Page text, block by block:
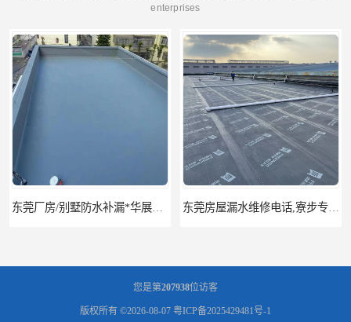
enterprises
您是第207938位访客
版权所有 ©2026-08-07 粤ICP备2025429481号-1